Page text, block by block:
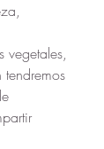
vegetales,